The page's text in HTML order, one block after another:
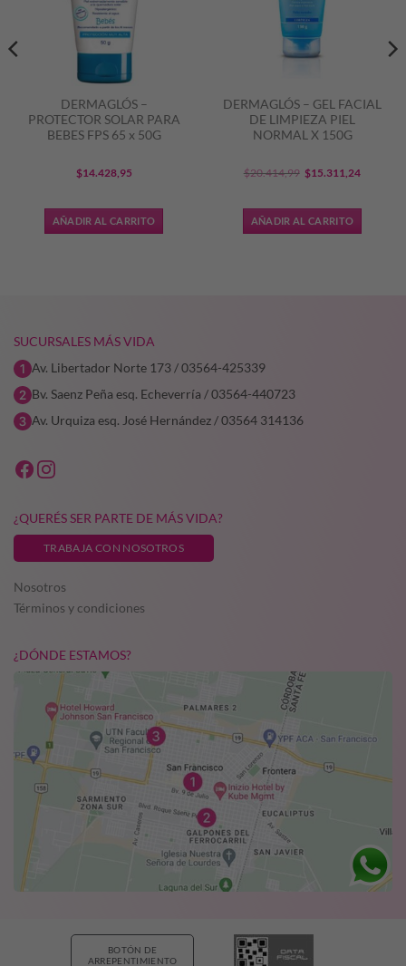
DERMAGLÓS –
PROTECTOR SOLAR PARA
BEBES FPS 65 x 50G
$14.428,95
AÑADIR AL CARRITO
DERMAGLÓS – GEL FACIAL
DE LIMPIEZA PIEL
NORMAL X 150G
$20.414,99 El
original
era:
$15.311,24El
es:
AÑADIR AL CARRITO
SUCURSALES MÁS VIDA
Av. Libertador Norte 173 / 03564-425339
Bv. Saenz Peña esq. Echeverría / 03564-440723
Av. Urquiza esq. José Hernández / 03564 314136
¿QUERÉS SER PARTE DE MÁS VIDA?
TRABAJA CON NOSOTROS
Nosotros
Términos y condiciones
¿DÓNDE ESTAMOS?
BOTÓN DE
ARREPENTIMIENTO